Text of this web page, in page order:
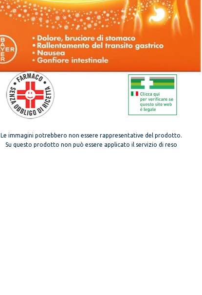
Le immagini potrebbero non essere rappresentative del prodotto.
Su questo prodotto non può essere applicato il servizio di reso